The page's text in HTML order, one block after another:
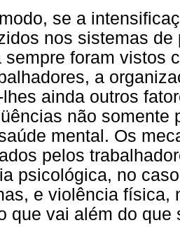
se a
nos sistemas
sempre foram vistos
a
lhes ainda outros
não somente
mental. Os
pelos
psicológica, no caso
e violência física,
que vai além do que